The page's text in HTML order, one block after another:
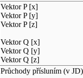
Vektor P [x]
Vektor P [y]
Vektor P [z]
Vektor Q [x]
Vektor Q [y]
Vektor Q [z]
Průchody přísluním (v JD)